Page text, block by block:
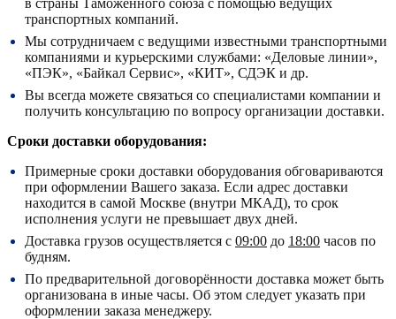
транспортных компаний.
Мы сотрудничаем с ведущими известными транспортными
компаниями и курьерскими службами: «Деловые линии»,
«ПЭК», «Байкал Сервис», «КИТ», СДЭК и др.
Вы всегда можете связаться со специалистами компании и
получить консультацию по вопросу организации доставки.
Сроки доставки оборудования:
Примерные сроки доставки оборудования обговариваются
при оформлении Вашего заказа. Если адрес доставки
находится в самой Москве (внутри МКАД), то срок
исполнения услуги не превышает двух дней.
Доставка грузов осуществляется с 09:00 до 18:00 часов по
будням.
По предварительной договорённости доставка может быть
организована в иные часы. Об этом следует указать при
оформлении заказа менеджеру.